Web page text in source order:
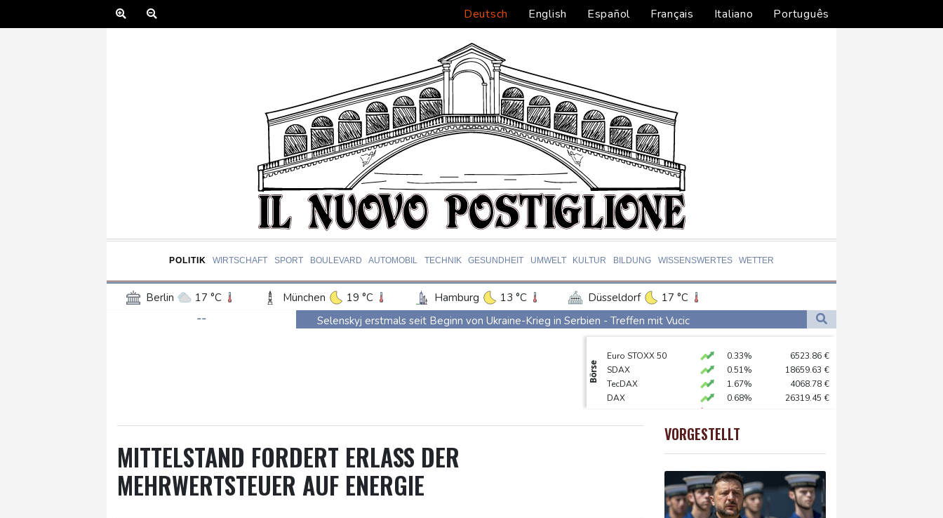
Deutsch English Español Français Italiano Português
POLITIK WIRTSCHAFT SPORT BOULEVARD AUTOMOBIL TECHNIK GESUNDHEIT UMWELT KULTUR BILDUNG WISSENSWERTES WETTER
Berlin 17 °C München 19 °C Hamburg 13 °C Düsseldorf
17 °C
Frankfurt am Main
Potsdam 17 °C Leipzig 16 °C Dortmund
Bremen
Wien
25 °C
--
Selenskyj erstmals seit Beginn von Ukraine-Krieg in Serbien - Treffen mit Vucic
Trump macht erneut Druck auf Zentralbank-Vorständin Cook
Eurojackpot geknackt: Mehr als 32 Millionen Euro gehen nach Nordrhein-Westfalen
Menschenrechtsgruppen: Mehr als 140 Tote bei Migrationskrise in Ceuta
Mindestens zehn Tote bei Angriffen der pro-iranischen Huthis im Jemen
US-Senat stimmt für verschärfte Sanktionen gegen Russland
US-Gericht setzt Bau von Trumps Ballsaal aus - Präsident kündigt Berufung an
Direkt-ICE Berlin-Paris bleibt wegen Technikproblemen vorerst unterbrochen
Börse
Euro STOXX 50 0.33% 6523.86 €
SDAX
0.51% 18659.63 €
TecDAX
1.67% 4068.78 €
DAX
0.68% 26319.45 €
Goldpreis
2.31%
0.32%
MITTELSTAND FORDERT ERLASS DER
MEHRWERTSTEUER AUF ENERGIE
VORGESTELLT